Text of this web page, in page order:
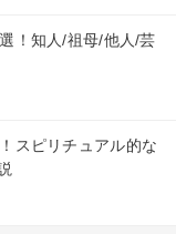
！知人/祖母/他人/芸
スピリチュアル的な